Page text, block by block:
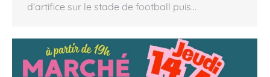
d’artifice sur le stade de football puis…